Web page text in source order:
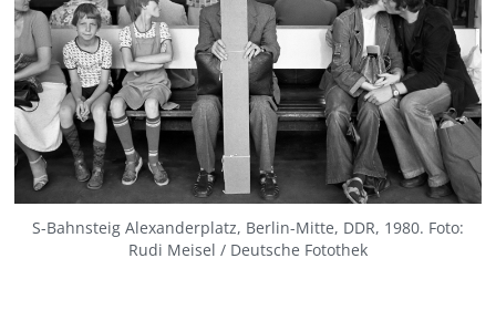
S-Bahnsteig Alexanderplatz, Berlin-Mitte, DDR, 1980. Foto:
Rudi Meisel / Deutsche Fotothek